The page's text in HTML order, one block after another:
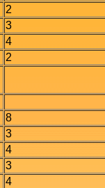
2
3
4
2
8
3
4
3
4